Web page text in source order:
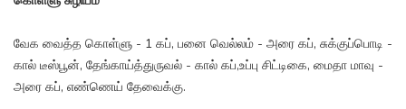
வேக வைத்த கொள்ளு - 1 கப், பனை வெல்லம் - அரை கப், சுக்குப்பொடி -
கால் டீஸ்பூன், தேங்காய்த்துருவல் - கால் கப்,உப்பு சிட்டிகை, மைதா மாவு -
அரை கப், எண்ணெய் தேவைக்கு.